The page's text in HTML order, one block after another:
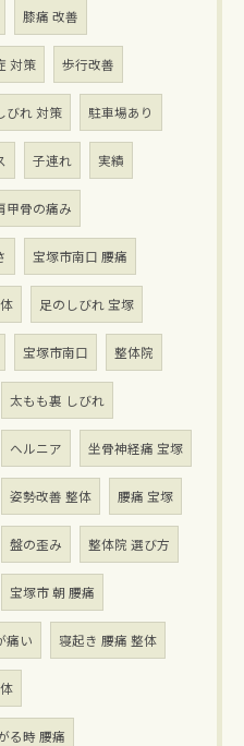
膝痛 改善
対策 歩行改善
びれ 対策 駐車場あり
子連れ 実績
甲骨の痛み
宝塚市南口 腰痛
足のしびれ 宝塚
宝塚市南口 整体院
太もも裏 しびれ
ヘルニア 坐骨神経痛 宝塚
姿勢改善 整体 腰痛 宝塚
盤の歪み 整体院 選び方
宝塚市 朝 腰痛
痛い 寝起き 腰痛 整体
る時 腰痛